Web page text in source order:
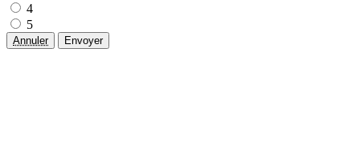
4
5
Annuler Envoyer